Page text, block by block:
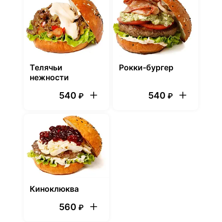
Телячьи
нежности
540 ₽
Рокки-бургер
540 ₽
Киноклюква
560 ₽